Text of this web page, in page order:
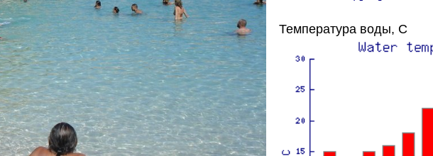
Температура воды, C